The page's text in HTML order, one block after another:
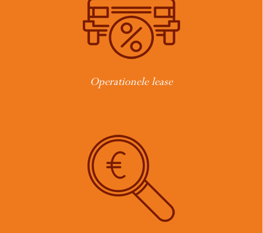
Operationele lease